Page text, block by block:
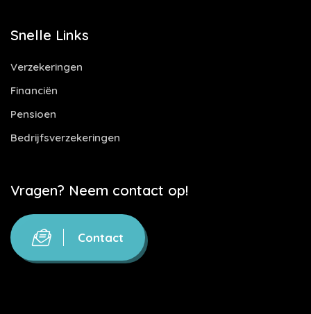
Snelle Links
Verzekeringen
Financiën
Pensioen
Bedrijfsverzekeringen
Vragen? Neem contact op!
Contact